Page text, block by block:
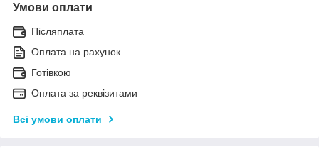
Умови оплати
Післяплата
Оплата на рахунок
Готівкою
Оплата за реквізитами
Всі умови оплати